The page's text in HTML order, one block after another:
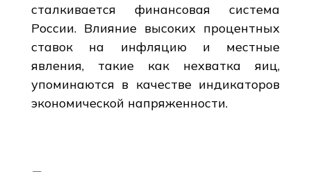
сталкивается финансовая система
России. Влияние высоких процентных
ставок на инфляцию и местные
явления, такие как нехватка яиц,
упоминаются в качестве индикаторов
экономической напряженности.